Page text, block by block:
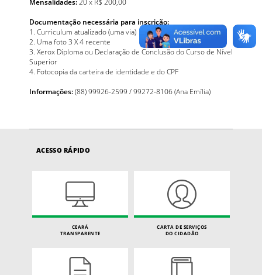
Mensalidades:20 x R$ 200,00
Documentação necessária para inscrição:
1. Curriculum atualizado (uma via)
2. Uma foto 3 X 4 recente
3. Xerox Diploma ou Declaração de Conclusão do Curso de Nível
Superior
4. Fotocopia da carteira de identidade e do CPF
Informações:(88) 99926-2599 / 99272-8106 (Ana Emília)
ACESSO RÁPIDO
CEARÁ
TRANSPARENTE
CARTA DE SERVIÇOS
DO CIDADÃO